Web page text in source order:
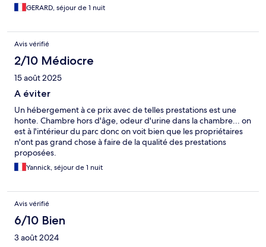
GERARD, séjour de 1 nuit
Avis vérifié
2/10 Médiocre
15 août 2025
A éviter
Un hébergement à ce prix avec de telles prestations est une
honte. Chambre hors d'âge, odeur d'urine dans la chambre... on
est à l'intérieur du parc donc on voit bien que les propriétaires
n'ont pas grand chose à faire de la qualité des prestations
proposées.
Yannick, séjour de 1 nuit
Avis vérifié
6/10 Bien
3 août 2024